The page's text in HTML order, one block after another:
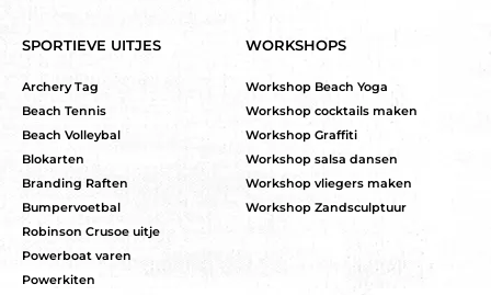
SPORTIEVE UITJES
Archery Tag
Beach Tennis
Beach Volleybal
Blokarten
Branding Raften
Bumpervoetbal
Robinson Crusoe uitje
Powerboat varen
Powerkiten
WORKSHOPS
Workshop Beach Yoga
Workshop cocktails maken
Workshop Graffiti
Workshop salsa dansen
Workshop vliegers maken
Workshop Zandsculptuur